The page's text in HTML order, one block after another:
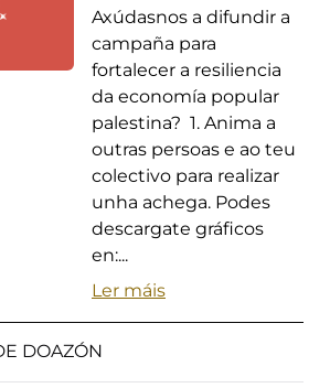
Axúdasnos a difundir a
campaña para
fortalecer a resiliencia
da economía popular
palestina? 1. Anima a
outras persoas e ao teu
colectivo para realizar
unha achega. Podes
descargate gráficos
en:...
Ler máis
DOAZÓN